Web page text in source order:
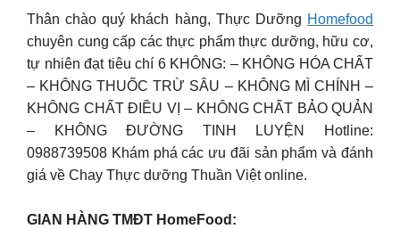
Thân chào quý khách hàng, Thực Dưỡng Homefood
chuyên cung cấp các thực phẩm thực dưỡng, hữu cơ,
tự nhiên đạt tiêu chí 6 KHÔNG: – KHÔNG HÓA CHẤT
– KHÔNG THUỐC TRỪ SÂU – KHÔNG MÌ CHÍNH –
KHÔNG CHẤT ĐIỀU VỊ – KHÔNG CHẤT BẢO QUẢN
– KHÔNG ĐƯỜNG TINH LUYỆN Hotline:
0988739508 Khám phá các ưu đãi sản phẩm và đánh
giá về Chay Thực dưỡng Thuần Việt online.
GIAN HÀNG TMĐT HomeFood: